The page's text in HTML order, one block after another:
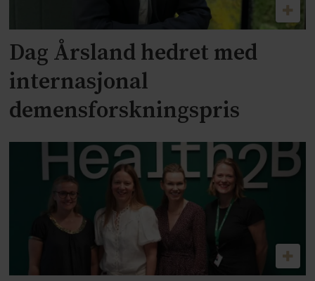
Dag Årsland hedret med
internasjonal
demensforskningspris